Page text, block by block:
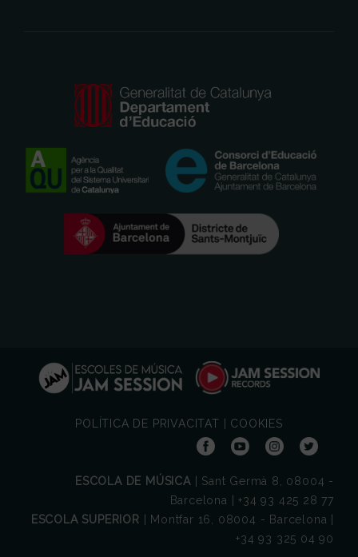
POLÍTICA DE PRIVACITAT COOKIES
ESCOLA DE MÚSICA | Sant Germà 8, 08004 -
Barcelona | +34 93 425 28 77
ESCOLA SUPERIOR | Montfar 16, 08004 - Barcelona |
+34 93 325 04 90